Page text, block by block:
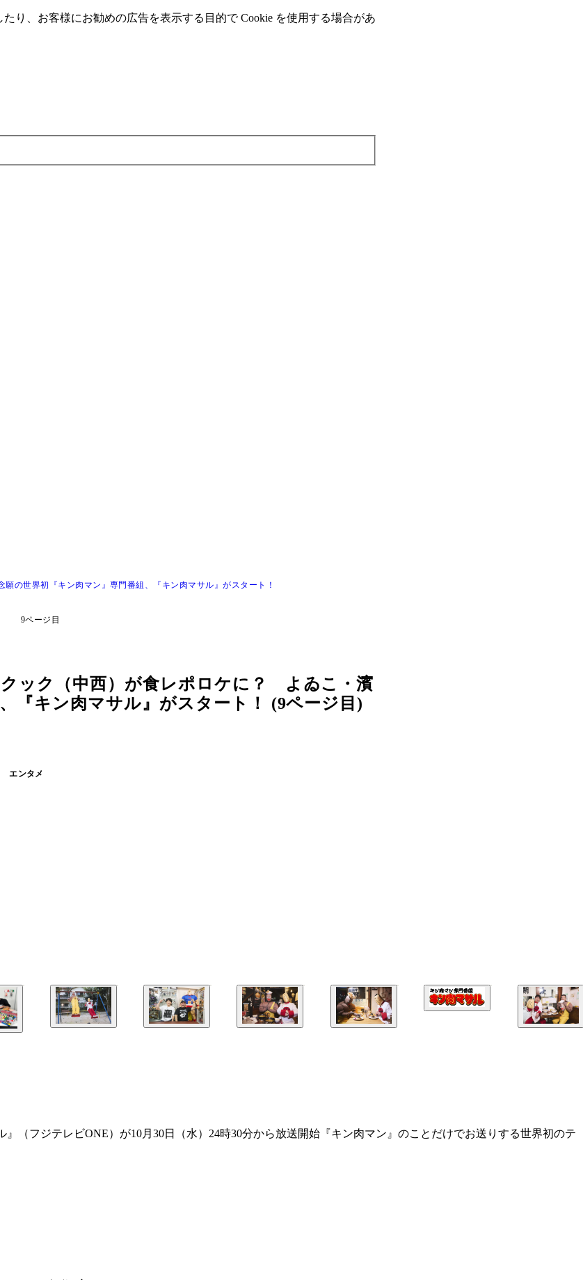
り、お客様にお勧めの広告を表⽰する⽬的で Cookie を使⽤する場合があ
の世界初『キン肉マン』専門番組、『キン肉マサル』がスタート！
9ページ目
クック（中西）が食レポロケに？ よゐこ・濱
『キン肉マサル』がスタート！ (9ページ目)
エンタメ
（フジテレビONE）が10月30日（水）24時30分から放送開始『キン肉マン』のことだけでお送りする世界初のテ